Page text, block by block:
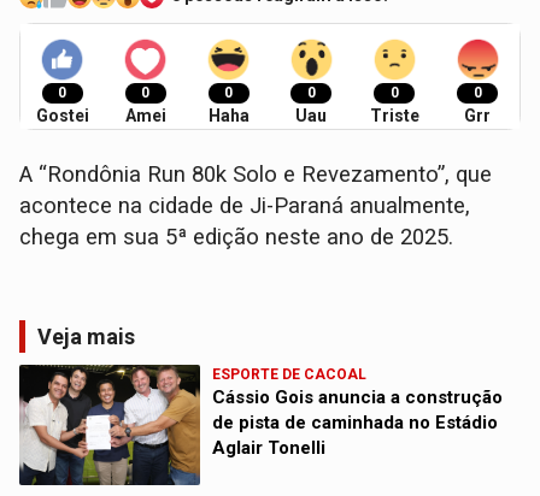
0
Gostei
0
Amei
0
Haha
0
Uau
0
Triste
0
Grr
A “Rondônia Run 80k Solo e Revezamento”, que
acontece na cidade de Ji-Paraná anualmente,
chega em sua 5ª edição neste ano de 2025.
Veja mais
ESPORTE DE CACOAL
Cássio Gois anuncia a construção
de pista de caminhada no Estádio
Aglair Tonelli